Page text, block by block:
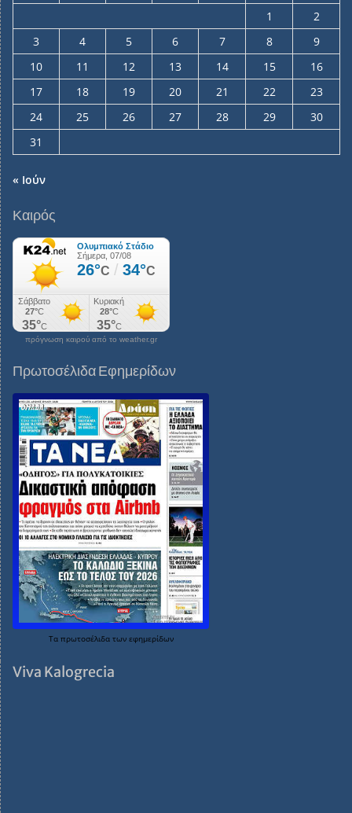
1
2
3
4 5 6 7 8
9
10
11 12 13 14 15
16
17
18 19 20 21 22
23
24
25 26 27 28 29
30
31
« Ιούν
Καιρός
πρόγνωση καιρού από το weather.gr
Πρωτοσέλιδα Εφημερίδων
Τα πρωτοσέλιδα των εφημερίδων
Viva Kalogrecia